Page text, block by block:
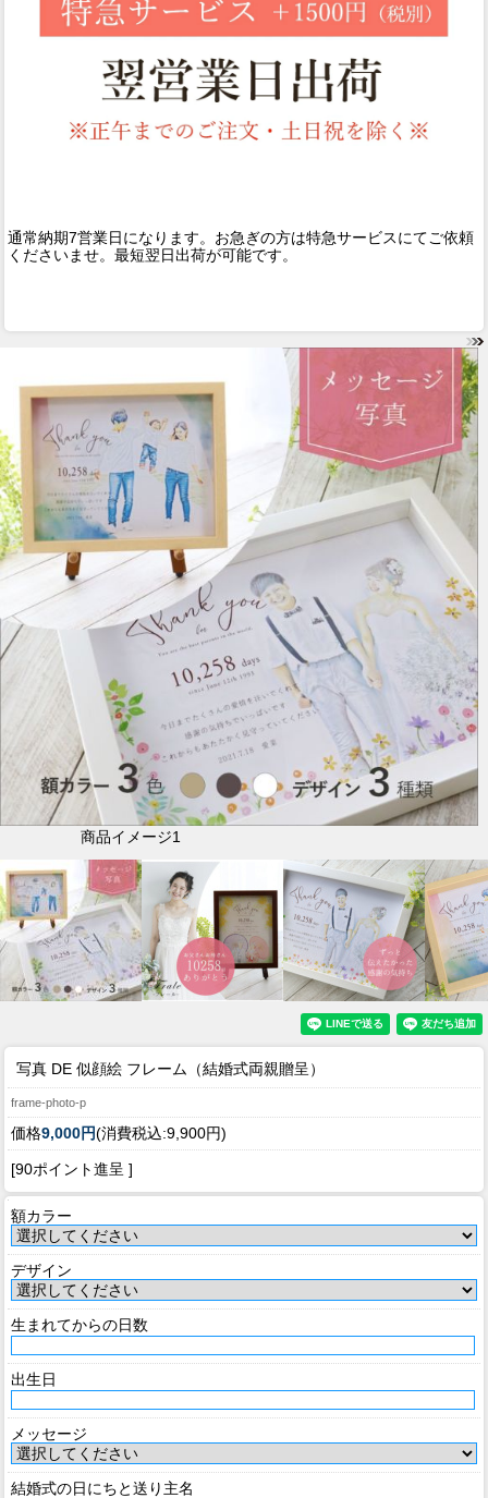
通常納期7営業日になります。お急ぎの方は特急サービスにてご依頼
くださいませ。最短翌日出荷が可能です。
商品イメージ1
写真 DE 似顔絵 フレーム（結婚式両親贈呈）
frame-photo-p
価格9,000円(消費税込:9,900円)
[90ポイント進呈 ]
額カラー
デザイン
生まれてからの日数
出生日
メッセージ
結婚式の日にちと送り主名